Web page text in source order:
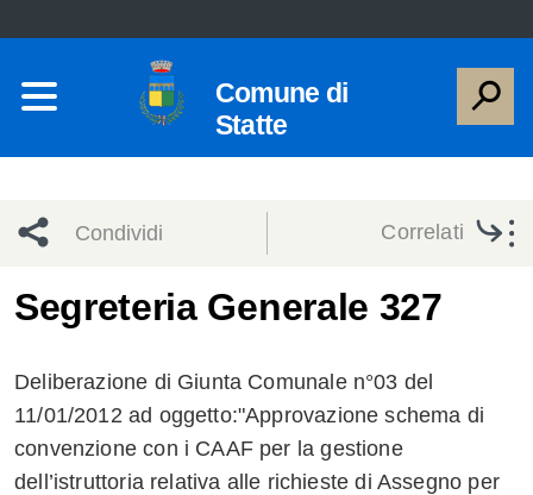
Comune di
Statte
Condividi
network
Condividi
Condividi
Facebook
su
Twitter
Condividi
su
Condividi
Correlati
Segreteria Generale 327
Deliberazione di Giunta Comunale n°03 del
11/01/2012 ad oggetto:"Approvazione schema di
convenzione con i CAAF per la gestione
dell’istruttoria relativa alle richieste di Assegno per